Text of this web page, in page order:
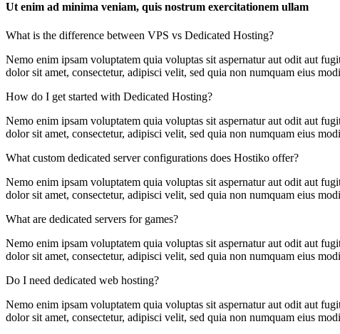
Ut enim ad minima veniam, quis nostrum exercitationem ullam
What is the difference between VPS vs Dedicated Hosting?
Nemo enim ipsam voluptatem quia voluptas sit aspernatur aut odit aut
dolor sit amet, consectetur, adipisci velit, sed quia non numquam eius
How do I get started with Dedicated Hosting?
Nemo enim ipsam voluptatem quia voluptas sit aspernatur aut odit aut
dolor sit amet, consectetur, adipisci velit, sed quia non numquam eius
What custom dedicated server configurations does Hostiko offer?
Nemo enim ipsam voluptatem quia voluptas sit aspernatur aut odit aut
dolor sit amet, consectetur, adipisci velit, sed quia non numquam eius
What are dedicated servers for games?
Nemo enim ipsam voluptatem quia voluptas sit aspernatur aut odit aut
dolor sit amet, consectetur, adipisci velit, sed quia non numquam eius
Do I need dedicated web hosting?
Nemo enim ipsam voluptatem quia voluptas sit aspernatur aut odit aut
dolor sit amet, consectetur, adipisci velit, sed quia non numquam eius